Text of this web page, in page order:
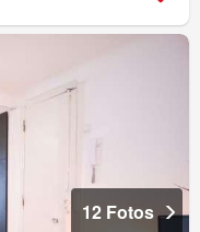
12 Fotos